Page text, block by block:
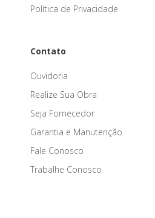
Política de Privacidade
Contato
Ouvidoria
Realize Sua Obra
Seja Fornecedor
Garantia e Manutenção
Fale Conosco
Trabalhe Conosco